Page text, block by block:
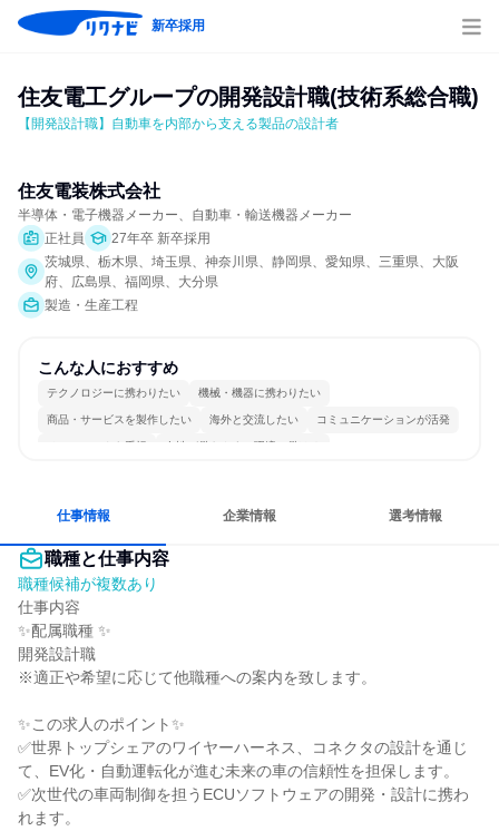
新卒採用
住友電工グループの開発設計職(技術系総合職)
【開発設計職】自動車を内部から支える製品の設計者
住友電装株式会社
半導体・電子機器メーカー、自動車・輸送機器メーカー
正社員
27年卒 新卒採用
茨城県、栃木県、埼玉県、神奈川県、静岡県、愛知県、三重県、大阪
府、広島県、福岡県、大分県
製造・生産工程
こんな人におすすめ
テクノロジーに携わりたい 機械・機器に携わりたい
商品・サービスを製作したい 海外と交流したい コミュニケーションが活発
チームワークを重視 女性が働きやすい環境で働ける
仕事情報 企業情報 選考情報
職種と仕事内容
職種候補が複数あり
仕事内容
✨配属職種 ✨
開発設計職
※適正や希望に応じて他職種への案内を致します。
✨この求人のポイント✨
✅世界トップシェアのワイヤーハーネス、コネクタの設計を通じ
て、EV化・自動運転化が進む未来の車の信頼性を担保します。
✅次世代の車両制御を担うECUソフトウェアの開発・設計に携わ
れます。